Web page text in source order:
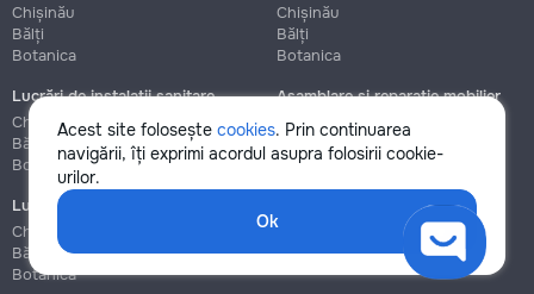
Acest site folosește cookies. Prin continuarea
navigării, îți exprimi acordul asupra folosirii cookie-
urilor.
Ok
Chișinău
Bălți
Botanica
Chișinău
Bălți
Botanica
Lucrări de instalații sanitare
Chișinău
Bălți
Botanica
Asamblare și reparație mobilier
Chișinău
Botanica
Lucrări de construcție și instalare
Chișinău
Bălți
Botanica